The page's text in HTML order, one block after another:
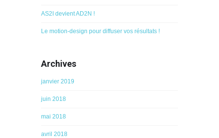
AS2I devient AD2N !
Le motion-design pour diffuser vos résultats !
Archives
janvier 2019
juin 2018
mai 2018
avril 2018